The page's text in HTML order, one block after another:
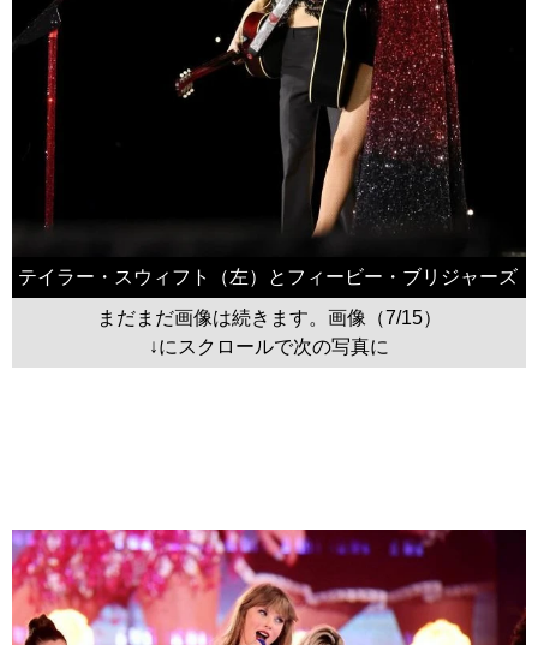
テイラー・スウィフト（左）とフィービー・ブリジャーズ
まだまだ画像は続きます。画像（7/15）
↓にスクロールで次の写真に